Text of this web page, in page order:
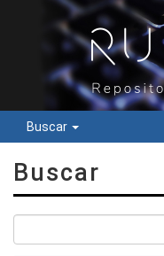
Buscar
Buscar